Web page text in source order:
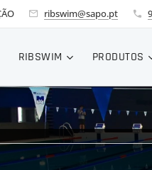
ribswim@sapo.pt
RIBSWIM PRODUTOS